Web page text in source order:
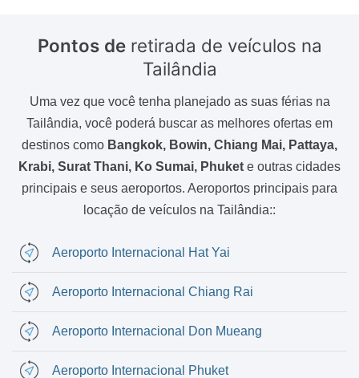
Pontos de retirada de veículos na
Tailândia
Uma vez que você tenha planejado as suas férias na
Tailândia, você poderá buscar as melhores ofertas em
destinos como Bangkok, Bowin, Chiang Mai, Pattaya,
Krabi, Surat Thani, Ko Sumai, Phuket e outras cidades
principais e seus aeroportos. Aeroportos principais para
locação de veículos na Tailândia::
Aeroporto Internacional Hat Yai
Aeroporto Internacional Chiang Rai
Aeroporto Internacional Don Mueang
Aeroporto Internacional Phuket